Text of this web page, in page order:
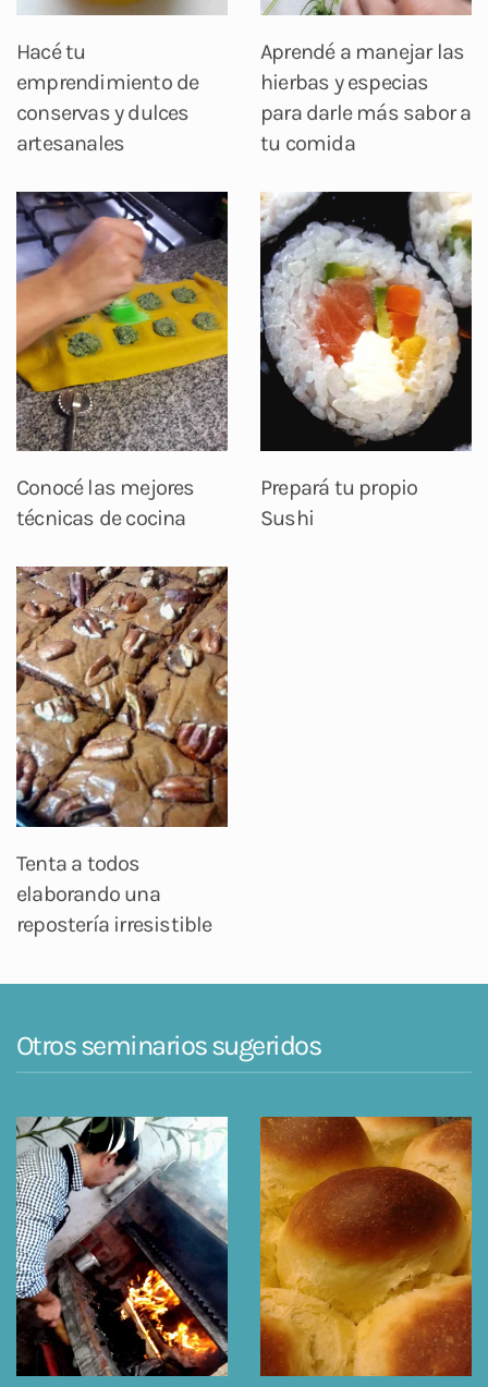
Hacé tu
emprendimiento de
conservas y dulces
artesanales
Aprendé a manejar las
hierbas y especias
para darle más sabor a
tu comida
Conocé las mejores
técnicas de cocina
Prepará tu propio
Sushi
Tenta a todos
elaborando una
repostería irresistible
Otros seminarios sugeridos